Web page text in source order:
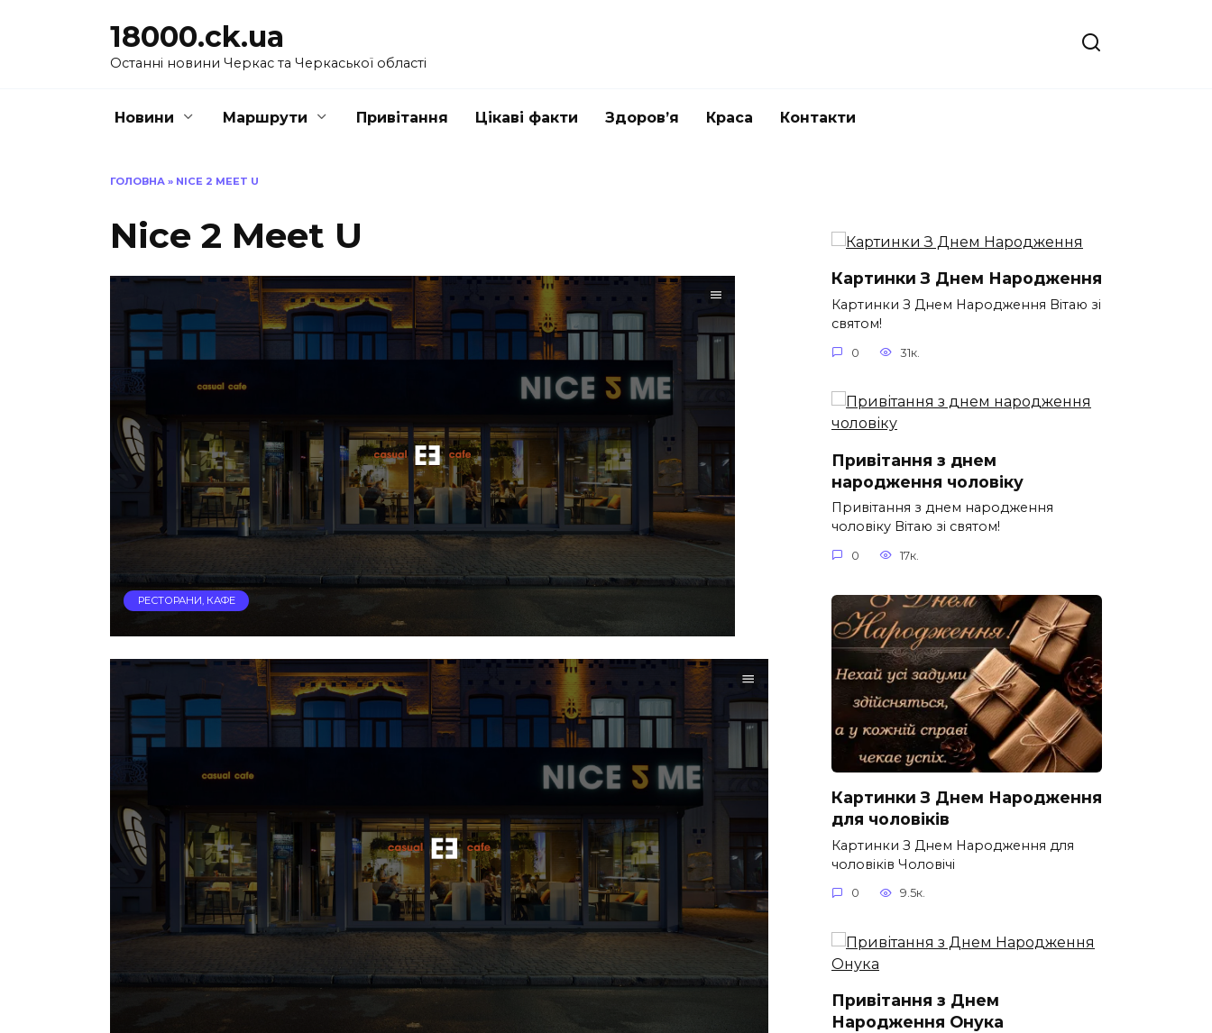
18000.ck.ua
Останні новини Черкас та Черкаської області
Новини Маршрути Привітання Цікаві факти Здоров’я Краса Контакти
ГОЛОВНА » NICE 2 MEET U
Nice 2 Meet U
РЕСТОРАНИ, КАФЕ
Картинки З Днем Народження
Картинки З Днем Народження Вітаю зі
святом!
0 31к.
Привітання з днем
народження чоловіку
Привітання з днем народження
чоловіку Вітаю зі святом!
0 17к.
Картинки З Днем Народження
для чоловіків​
Картинки З Днем Народження для
чоловіків​ Чоловічі
0 9.5к.
Привітання з Днем
Народження Онука